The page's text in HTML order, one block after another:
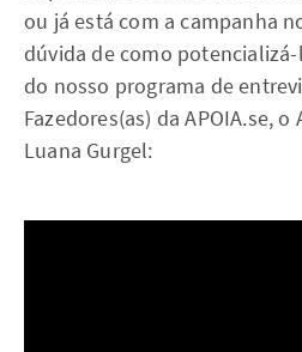
ou já está com a campanha
dúvida de como
do nosso programa de
Fazedores(as) da APOIA.se, o
Luana Gurgel: